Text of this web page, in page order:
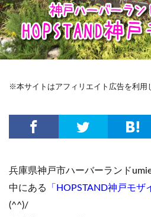
※本サイトはアフィリエイト広告を利用
兵庫県神戸市ハーバーランド
中にある
「HOPSTAND神戸モザ
(^^)/